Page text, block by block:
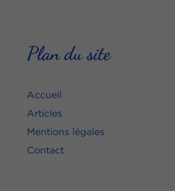
Plan du site
Accueil
Articles
Mentions légales
Contact